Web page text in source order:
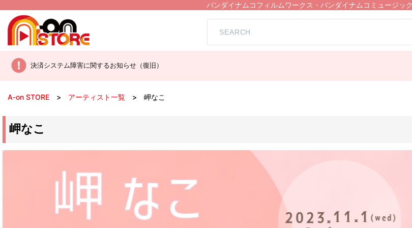
バンダイナムコフィルムワークス・バンダイナムコミュージッ
決済システム障害に関するお知らせ（復旧）
A-on STORE アーティスト一覧 岬なこ
岬なこ